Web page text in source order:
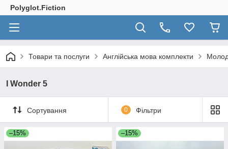
Polyglot.Fiction
Товари та послуги Англійська мова комплекти
I Wonder 5
Сортування 0 Фільтри
–15% –15%